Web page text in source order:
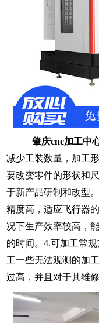
肇庆cnc加工中
减少工装数量，加工
要改变零件的形状和
于新产品研制和改型。
精度高，适应飞行器
况下生产效率较高，
的时间。4.可加工常
工一些无法观测的加
过高，并且对于其维